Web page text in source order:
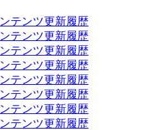
テンツ更新履歴
テンツ更新履歴
テンツ更新履歴
テンツ更新履歴
テンツ更新履歴
テンツ更新履歴
テンツ更新履歴
テンツ更新履歴